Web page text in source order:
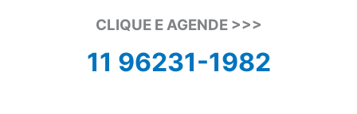
CLIQUE E AGENDE >>>
11 96231-1982